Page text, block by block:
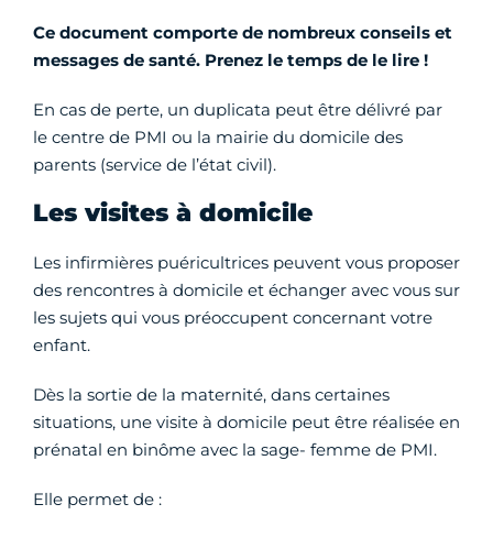
Ce document comporte de nombreux conseils et
messages de santé. Prenez le temps de le lire !
En cas de perte, un duplicata peut être délivré par
le centre de PMI ou la mairie du domicile des
parents (service de l’état civil).
Les visites à domicile
Les infirmières puéricultrices peuvent vous proposer
des rencontres à domicile et échanger avec vous sur
les sujets qui vous préoccupent concernant votre
enfant.
Dès la sortie de la maternité, dans certaines
situations, une visite à domicile peut être réalisée en
prénatal en binôme avec la sage- femme de PMI.
Elle permet de :